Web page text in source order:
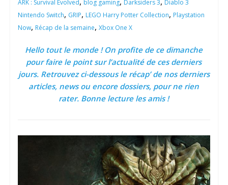
ARK : Survival Evolved blog gaming Darksiders 3 Diablo 3
Nintendo Switch, GRIP, LEGO Harry Potter Collection, Playstation
Now, Récap de la semaine, Xbox One X
Hello tout le monde ! On profite de ce dimanche
pour faire le point sur l’actualité de ces derniers
jours. Retrouvez ci-dessous le récap’ de nos derniers
articles, news ou encore dossiers, pour ne rien
rater. Bonne lecture les amis !